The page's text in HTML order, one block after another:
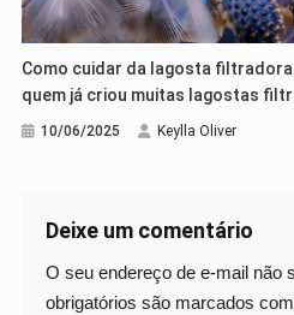
Como cuidar da lagosta filtradora: dicas sinceras em 2025 de
quem já criou muitas lagostas
10/06/2025 Keylla Oliver
Deixe um comentário
O seu endereço de e-mail não
obrigatórios são marcados com